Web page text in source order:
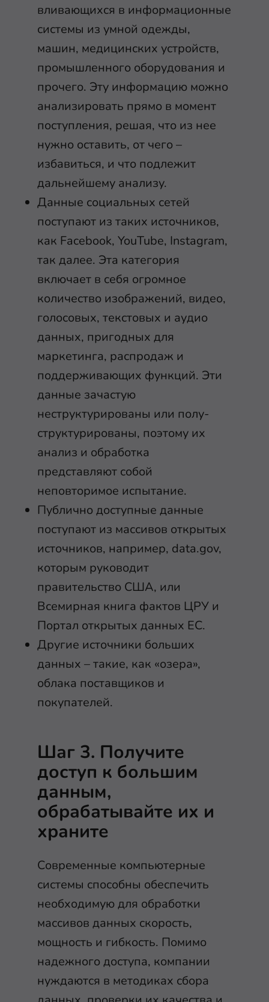
вливающихся в информационные
системы из умной одежды,
машин, медицинских устройств,
промышленного оборудования и
прочего. Эту информацию можно
анализировать прямо в момент
поступления, решая, что из нее
нужно оставить, от чего –
избавиться, и что подлежит
дальнейшему анализу.
Данные социальных сетей
поступают из таких источников,
как Facebook, YouTube, Instagram,
так далее. Эта категория
включает в себя огромное
количество изображений, видео,
голосовых, текстовых и аудио
данных, пригодных для
маркетинга, распродаж и
поддерживающих функций. Эти
данные зачастую
неструктурированы или полу-
структурированы, поэтому их
анализ и обработка
представляют собой
неповторимое испытание.
Публично доступные данные
поступают из массивов открытых
источников, например, data.gov,
которым руководит
правительство США, или
Всемирная книга фактов ЦРУ и
Портал открытых данных ЕС.
Другие источники больших
данных – такие, как «озера»,
облака поставщиков и
покупателей.
Шаг 3. Получите
доступ к большим
данным,
обрабатывайте их и
храните
Современные компьютерные
системы способны обеспечить
необходимую для обработки
массивов данных скорость,
мощность и гибкость. Помимо
надежного доступа, компании
нуждаются в методиках сбора